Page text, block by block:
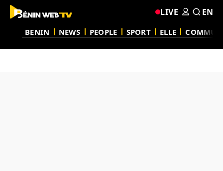
BENIN NEWS PEOPLE SPORT ELLE
LIVE EN